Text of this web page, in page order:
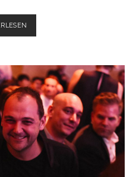
MILCHSHAKES
YORKS
NEUESTER
DESSERT-
TREND